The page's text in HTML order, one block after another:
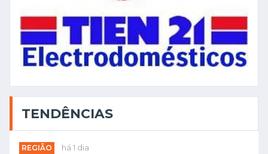
TENDÊNCIAS
REGIÃO há 1 dia